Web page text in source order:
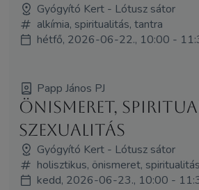
Gyógyító Kert - Lótusz sátor
alkímia, spiritualitás, tantra
hétfő, 2026-06-22., 10:00 -
Papp János PJ
Önismeret,
Szexualitás
Gyógyító Kert - Lótusz sátor
holisztikus, önismeret,
kedd, 2026-06-23., 10:00 -